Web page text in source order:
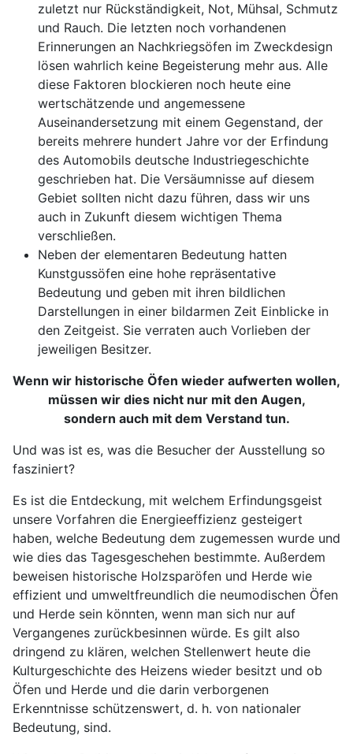
zuletzt nur Rückständigkeit, Not, Mühsal, Schmutz
und Rauch. Die letzten noch vorhandenen
Erinnerungen an Nachkriegsöfen im Zweckdesign
lösen wahrlich keine Begeisterung mehr aus. Alle
diese Faktoren blockieren noch heute eine
wertschätzende und angemessene
Auseinandersetzung mit einem Gegenstand, der
bereits mehrere hundert Jahre vor der Erfindung
des Automobils deutsche Industriegeschichte
geschrieben hat. Die Versäumnisse auf diesem
Gebiet sollten nicht dazu führen, dass wir uns
auch in Zukunft diesem wichtigen Thema
verschließen.
Neben der elementaren Bedeutung hatten
Kunstgussöfen eine hohe repräsentative
Bedeutung und geben mit ihren bildlichen
Darstellungen in einer bildarmen Zeit Einblicke in
den Zeitgeist. Sie verraten auch Vorlieben der
jeweiligen Besitzer.
Wenn wir historische Öfen wieder aufwerten wollen,
müssen wir dies nicht nur mit den Augen,
sondern auch mit dem Verstand tun.
Und was ist es, was die Besucher der Ausstellung so
fasziniert?
Es ist die Entdeckung, mit welchem Erfindungsgeist
unsere Vorfahren die Energieeffizienz gesteigert
haben, welche Bedeutung dem zugemessen wurde und
wie dies das Tagesgeschehen bestimmte. Außerdem
beweisen historische Holzsparöfen und Herde wie
effizient und umweltfreundlich die neumodischen Öfen
und Herde sein könnten, wenn man sich nur auf
Vergangenes zurückbesinnen würde. Es gilt also
dringend zu klären, welchen Stellenwert heute die
Kulturgeschichte des Heizens wieder besitzt und ob
Öfen und Herde und die darin verborgenen
Erkenntnisse schützenswert, d. h. von nationaler
Bedeutung, sind.